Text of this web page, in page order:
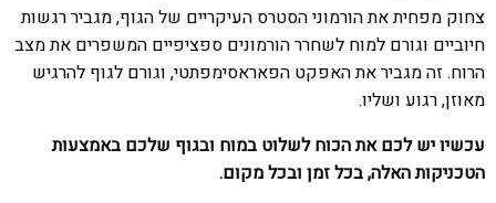
צחוק מפחית את הורמוני הסטרס העיקריים של הגוף, מגביר רגשות
חיוביים וגורם למוח לשחרר הורמונים ספציפיים המשפרים את מצב
הרוח. זה מגביר את האפקט הפאראסימפתטי, וגורם לגוף להרגיש
מאוזן, רגוע ושליו.
עכשיו יש לכם את הכוח לשלוט במוח ובגוף שלכם באמצעות
הטכניקות האלה, בכל זמן ובכל מקום.